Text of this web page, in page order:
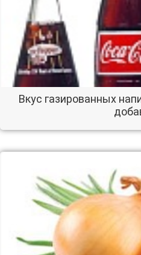
Вкус газированных